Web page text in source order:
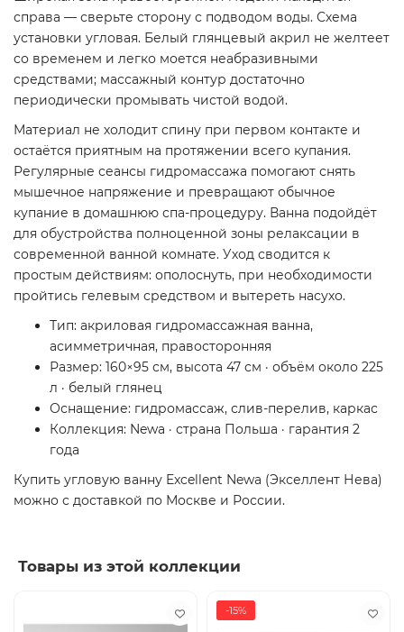
справа — сверьте сторону с подводом воды. Схема
установки угловая. Белый глянцевый акрил не желтеет
со временем и легко моется неабразивными
средствами; массажный контур достаточно
периодически промывать чистой водой.
Материал не холодит спину при первом контакте и
остаётся приятным на протяжении всего купания.
Регулярные сеансы гидромассажа помогают снять
мышечное напряжение и превращают обычное
купание в домашнюю спа-процедуру. Ванна подойдёт
для обустройства полноценной зоны релаксации в
современной ванной комнате. Уход сводится к
простым действиям: ополоснуть, при необходимости
пройтись гелевым средством и вытереть насухо.
Тип: акриловая гидромассажная ванна,
асимметричная, правосторонняя
Размер: 160×95 см, высота 47 см · объём около 225
л · белый глянец
Оснащение: гидромассаж, слив-перелив, каркас
Коллекция: Newa · страна Польша · гарантия 2
года
Купить угловую ванну Excellent Newa (Экселлент Нева)
можно с доставкой по Москве и России.
Товары из этой коллекции
-15%